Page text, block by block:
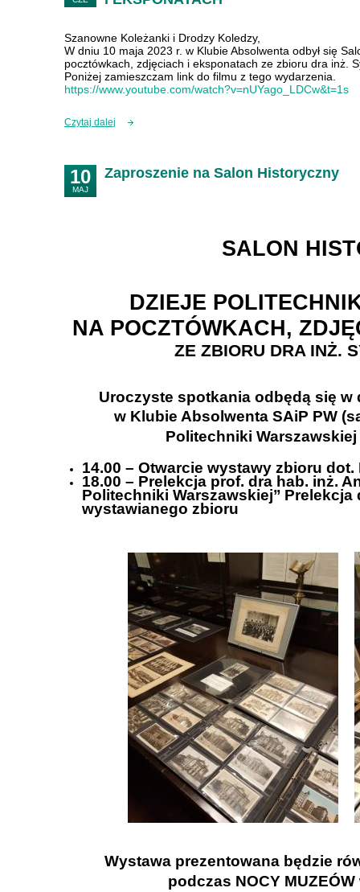
Szanowne Koleżanki i Drodzy Koledzy,
W dniu 10 maja 2023 r. w Klubie Absolwenta odbył się
pocztówkach, zdjęciach i eksponatach ze zbioru dra inż.
Poniżej zamieszczam link do filmu z tego wydarzenia.
https://www.youtube.com/watch?v=nUYago_LDCw&t=1s
Czytaj dalej
10
MAJ
Zaproszenie na Salon Historyczny
SALON
DZIEJE
NA POCZTÓWKACH,
ZE ZBIORU DRA INŻ.
Uroczyste spotkaniaod będą się w
w Klubie Absolwenta SAiP PW (
Politechniki Warszawskiej
14.00 – Otwarcie wystawy zbioru dot.
18.00 – Prelekcja prof. dra hab. inż.
Politechniki Warszawskiej” Prelekcja
wystawianego zbioru
Wystawa prezentowana będzie
podczas NOCY MUZEÓW